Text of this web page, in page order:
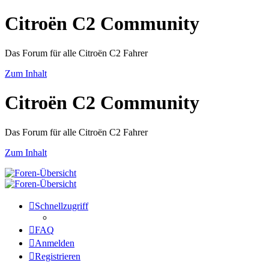
Citroën C2 Community
Das Forum für alle Citroën C2 Fahrer
Zum Inhalt
Citroën C2 Community
Das Forum für alle Citroën C2 Fahrer
Zum Inhalt
Schnellzugriff
FAQ
Anmelden
Registrieren